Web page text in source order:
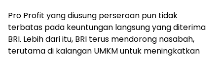
Pro Profit yang diusung perseroan pun tidak
terbatas pada keuntungan langsung yang diterima
BRI. Lebih dari itu, BRI terus mendorong nasabah,
terutama di kalangan UMKM untuk meningkatkan